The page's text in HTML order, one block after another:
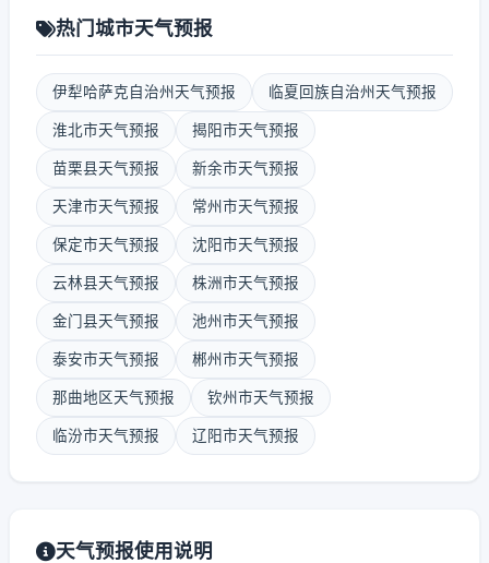
热门城市天气预报
伊犁哈萨克自治州天气预报 临夏回族自治州天气预报
淮北市天气预报 揭阳市天气预报
苗栗县天气预报 新余市天气预报
天津市天气预报 常州市天气预报
保定市天气预报 沈阳市天气预报
云林县天气预报 株洲市天气预报
金门县天气预报 池州市天气预报
泰安市天气预报 郴州市天气预报
那曲地区天气预报 钦州市天气预报
临汾市天气预报 辽阳市天气预报
天气预报使用说明